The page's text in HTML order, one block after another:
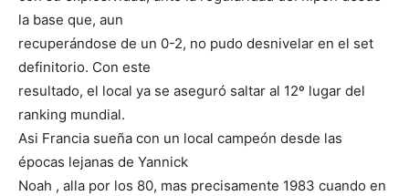
la base que, aun
recuperándose de un 0-2, no pudo desnivelar en el set
definitorio. Con este
resultado, el local ya se aseguró saltar al 12º lugar del
ranking mundial.
Asi Francia sueña con un local campeón desde las
épocas lejanas de Yannick
Noah , alla por los 80, mas precisamente 1983 cuando en